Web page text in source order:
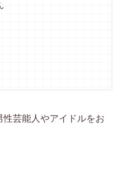
芸能人やアイドルをお